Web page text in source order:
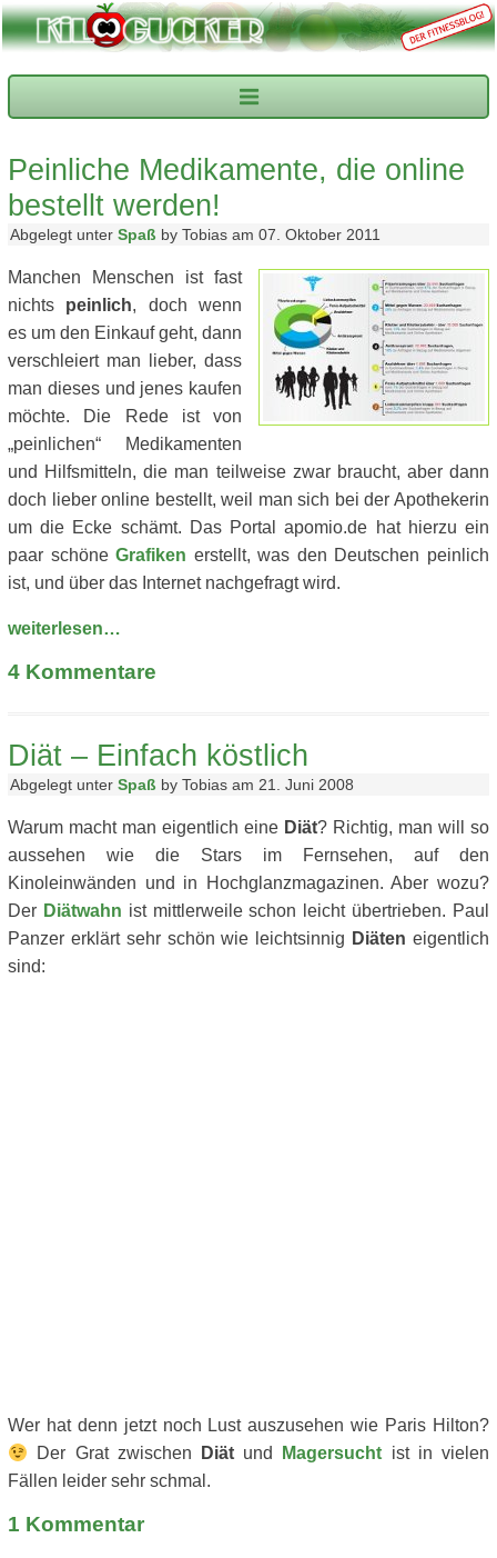
Peinliche Medikamente, die online
bestellt werden!
Abgelegt unter Spaß by Tobias am 07. Oktober 2011
Manchen Menschen ist fast
nichts peinlich, doch wenn
es um den Einkauf geht, dann
verschleiert man lieber, dass
man dieses und jenes kaufen
möchte. Die Rede ist von
„peinlichen“ Medikamenten
und Hilfsmitteln, die man teilweise zwar braucht, aber dann
doch lieber online bestellt, weil man sich bei der Apothekerin
um die Ecke schämt. Das Portal apomio.de hat hierzu ein
paar schöneGrafiken erstellt, was den Deutschen peinlich
ist, und über das Internet nachgefragt wird.
weiterlesen…
4 Kommentare
Diät – Einfach köstlich
Abgelegt unter Spaß by Tobias am 21. Juni 2008
Warum macht man eigentlich eine Diät? Richtig, man will so
aussehen wie die Stars im Fernsehen, auf den
Kinoleinwänden und in Hochglanzmagazinen. Aber wozu?
Der Diätwahn ist mittlerweile schon leicht übertrieben. Paul
Panzer erklärt sehr schön wie leichtsinnig Diäten eigentlich
sind:
Wer hat denn jetzt noch Lust auszusehen wie Paris Hilton?
Der Grat zwischen
Diät und Magersucht ist in vielen
Fällen leider sehr schmal.
1 Kommentar